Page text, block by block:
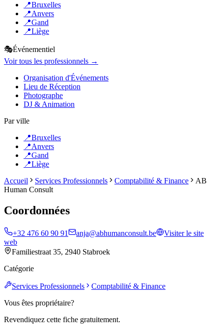
📍Bruxelles
📍Anvers
📍Gand
📍Liège
🎭Événementiel
Voir tous les professionnels →
Organisation d'Événements
Lieu de Réception
Photographe
DJ & Animation
Par ville
📍Bruxelles
📍Anvers
📍Gand
📍Liège
Accueil
Services Professionnels Comptabilité & Finance
AB
Human Consult
Coordonnées
+32 476 60 90 91 anja@abhumanconsult.be
Visiter le site
web
Familiestraat 35, 2940 Stabroek
Catégorie
Services Professionnels
Comptabilité & Finance
Vous êtes propriétaire?
Revendiquez cette fiche gratuitement.